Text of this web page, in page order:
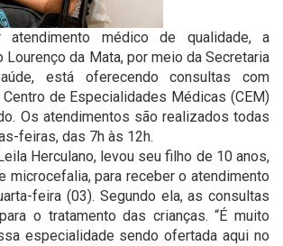
atendimento médico de qualidade, a
Lourenço da Mata, por meio da Secretaria
está oferecendo consultas com
de Especialidades Médicas (CEM)
Os atendimentos são realizados todas
feiras, das 7h às 12h.
Herculano, levou seu filho de 10 anos,
microcefalia, para receber o atendimento
feira (03). Segundo ela, as consultas
o tratamento das crianças. “É muito
especialidade sendo ofertada aqui no